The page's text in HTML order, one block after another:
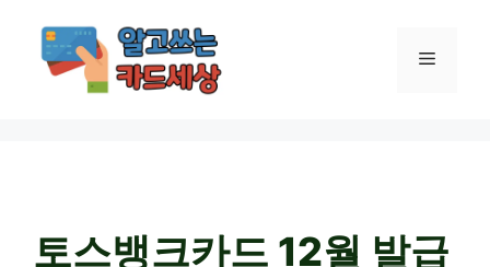
메
토스뱅크카드 12월 발급